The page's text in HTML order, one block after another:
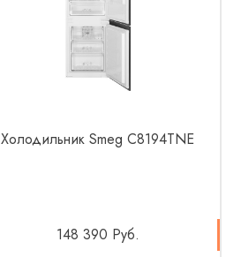
Холодильник Smeg C8194TNE
148 390 Руб.